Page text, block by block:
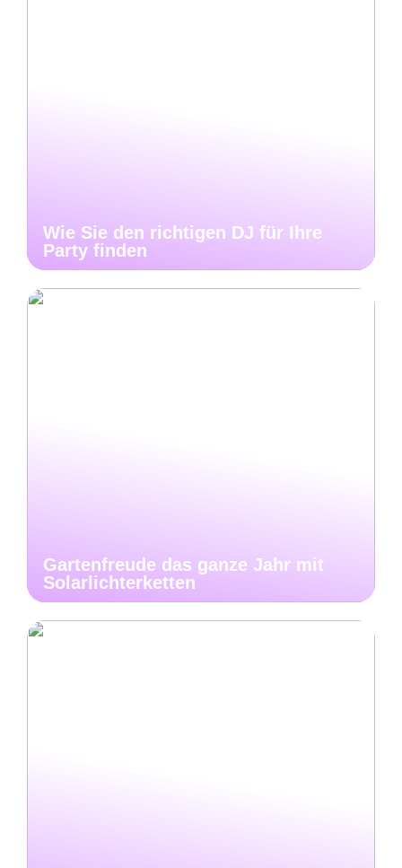
Wie Sie den richtigen DJ für Ihre
Party finden
Gartenfreude das ganze Jahr mit
Solarlichterketten